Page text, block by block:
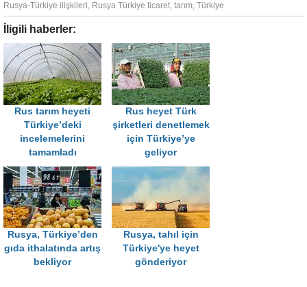
Rusya-Türkiye ilişkileri, Rusya Türkiye ticaret, tarım, Türkiye
İligili haberler:
Rus tarım heyeti
Türkiye’deki
incelemelerini
tamamladı
Rus heyet Türk
şirketleri denetlemek
için Türkiye’ye
geliyor
Rusya, Türkiye’den
gıda ithalatında artış
bekliyor
Rusya, tahıl için
Türkiye'ye heyet
gönderiyor